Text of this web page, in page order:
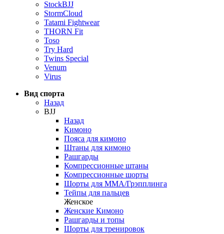
StockBJJ
StormCloud
Tatami Fightwear
THORN Fit
Toso
Try Hard
Twins Special
Venum
Virus
Вид спорта
Назад
BJJ
Назад
Кимоно
Пояса для кимоно
Штаны для кимоно
Рашгарды
Компрессионные штаны
Компрессионные шорты
Шорты для ММА/Грэпплинга
Тейпы для пальцев
Женское
Женские Кимоно
Рашгарды и топы
Шорты для тренировок